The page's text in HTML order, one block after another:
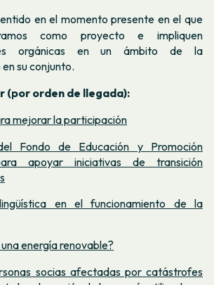
en el momento presente en el que
como proyecto e impliquen
orgánicas en un ámbito de la
su conjunto.
(por orden de llegada):
mejorar la participación
Fondo de Educación y Promoción
apoyar iniciativas de transición
en el funcionamiento de la
energía renovable?
socias afectadas por catástrofes